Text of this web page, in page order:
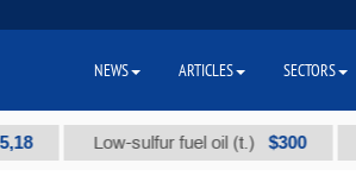
Low-sulfur fuel oil (t.) $300
NEWS ARTICLES SECTORS